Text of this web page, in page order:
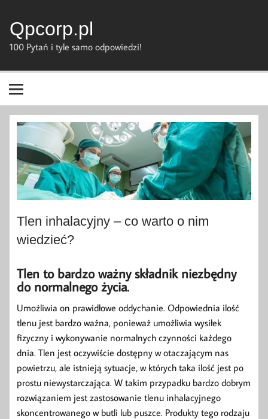
content
Qpcorp.pl
100 Pytań i tyle samo odpowiedzi!
Tlen inhalacyjny – co warto o nim
wiedzieć?
Tlen to bardzo ważny składnik niezbędny
do normalnego życia.
Umożliwia on prawidłowe oddychanie. Odpowiednia ilość
tlenu jest bardzo ważna, ponieważ umożliwia wysiłek
fizyczny i wykonywanie normalnych czynności każdego
dnia. Tlen jest oczywiście dostępny w otaczającym nas
powietrzu, ale istnieją sytuacje, w których taka ilość jest po
prostu niewystarczająca. W takim przypadku bardzo dobrym
rozwiązaniem jest zastosowanie tlenu inhalacyjnego
skoncentrowanego w butli lub puszce. Produkty tego rodzaju